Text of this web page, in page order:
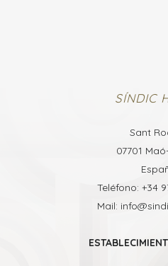
SÍNDIC
Sant
07701
Teléfono: +34
Mail: